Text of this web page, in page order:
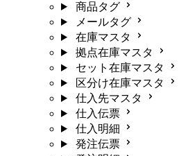
商品タグ
メールタグ
在庫マスタ
拠点在庫マスタ
セット在庫マスタ
区分け在庫マスタ
仕入先マスタ
仕入伝票
仕入明細
発注伝票